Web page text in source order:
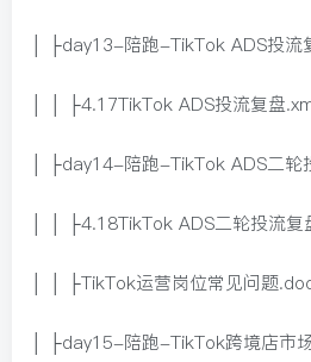
│ ├day13-陪跑-TikTok ADS投流
│ │ ├4.17TikTok ADS投流复盘
│ ├day14-陪跑-TikTok ADS二轮
│ │ ├4.18TikTok ADS二轮投流复
│ │ ├TikTok运营岗位常见问题
│ ├day15-陪跑-TikTok跨境店市